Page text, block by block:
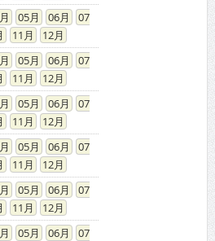
05 06
07
11
12
05 06
07
11
12
05 06
07
11
12
05 06
07
11
12
05 06
07
11
12
05 06
07